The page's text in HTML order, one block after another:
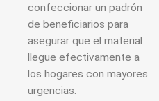
confeccionar un padrón
de beneficiarios para
asegurar que el material
llegue efectivamente a
los hogares con mayores
urgencias.